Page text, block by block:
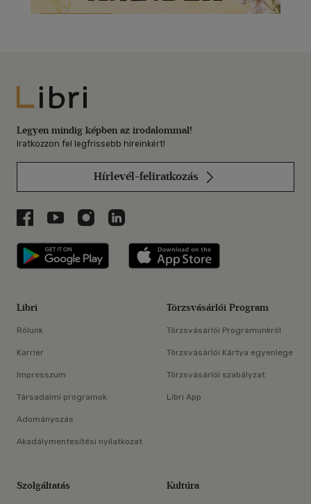
Libri
Legyen mindig képben az irodalommal!
Iratkozzon fel legfrissebb híreinkért!
Hírlevél-feliratkozás
Libri a Facebookon
Libri a Youtube-on
Libri az Instagramon
Libri a LinkedInen
Libri applikáció Szerezd meg: Google
Libri
Rólunk
Karrier
Impresszum
Társadalmi programok
Adományozás
Akadálymentesítési nyilatkozat
Törzsvásárlói Program
Törzsvásárlói Programunkról
Törzsvásárlói Kártya egyenlege
Törzsvásárlói szabályzat
Libri App
Szolgáltatás Kultúra